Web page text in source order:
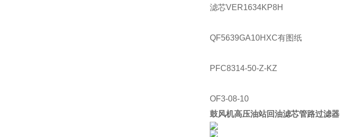
滤芯VER1634KP8H
QF5639GA10HXC有图纸
PFC8314-50-Z-KZ
OF3-08-10
鼓风机高压油站回油滤芯管路过滤器